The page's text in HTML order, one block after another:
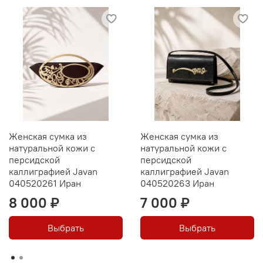
вечерними комплектами, становясь акцентной деталью.
Если вы хотите купить женскую сумку из натуральной
кожи, которая выделяется и не повторяется, эта модель
- один из редких вариантов. Такие сумки не
производятся массово и представлены в ограниченном
количестве. Выбирая эту сумку из Ирана, вы получаете
не просто аксессуар, а дизайнерский объект, который
отражает индивидуальность и отличается от привычных
решений.
Женская сумка из
натуральной кожи с
персидской
каллиграфией Javan
040520261 Иран
8 000 ₽
Выбрать
Женская сумка из
натуральной кожи с
персидской
каллиграфией Javan
040520263 Иран
7 000 ₽
Выбрать